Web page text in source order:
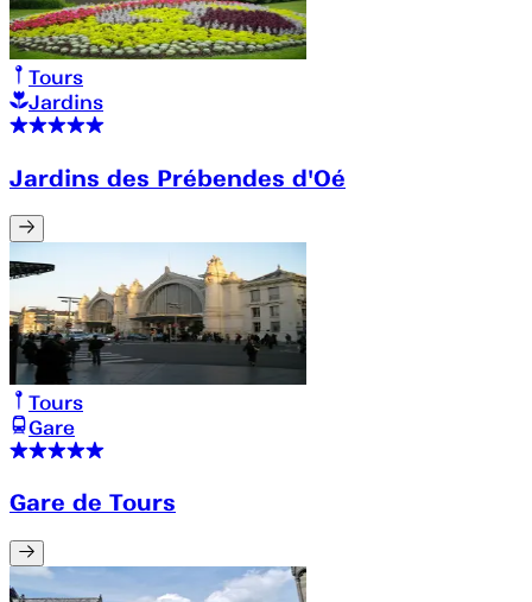
Tours
Jardins
Jardins des Prébendes d'Oé
Tours
Gare
Gare de Tours